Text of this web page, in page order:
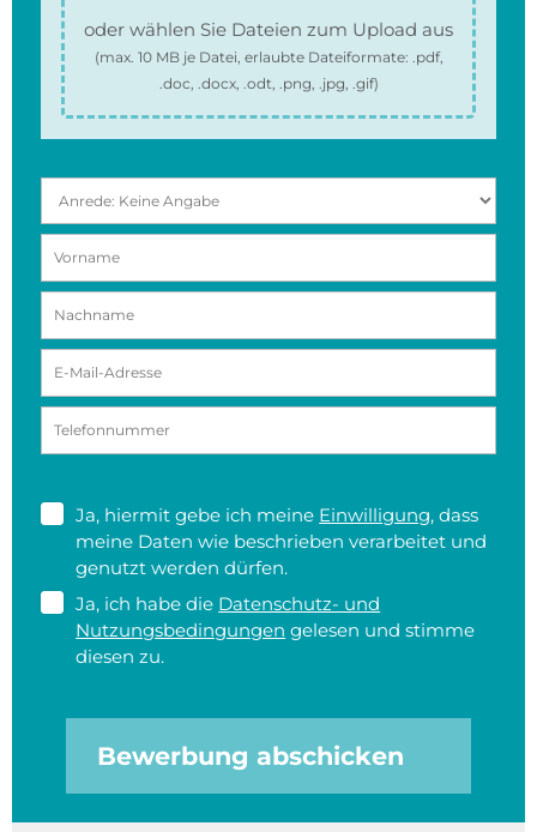
oder wählen Sie Dateien zum Upload aus
(max. 10 MBje Datei, erlaubte Dateiformate: .pdf,
.doc, .docx, .odt, .png, .jpg, .gif)
Ja, hiermit gebe ich meine Einwilligung, dass
meine Daten wie beschrieben verarbeitet und
genutzt werden dürfen.
Ja, ich habe die Datenschutz- und
Nutzungsbedingungen gelesen und stimme
diesen zu.
Bewerbung abschicken